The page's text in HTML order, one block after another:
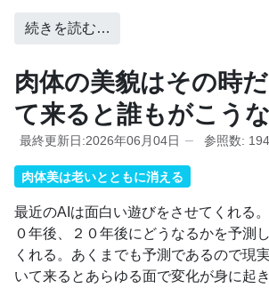
続きを読む…
肉体の美貌はその時
て来ると誰もがこう
最終更新日:2026年06月04日 参照数: 194
肉体美は老いとともに消える
最近のAIは面白い遊びをさせてくれる
０年後、２０年後にどうなるかを予測
くれる。あくまでも予測であるので現
いて来るとあらゆる面で変化が身に起